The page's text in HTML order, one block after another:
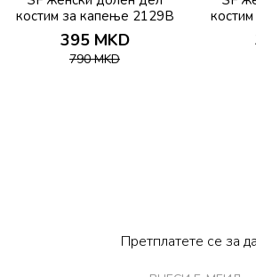
костим за капење 2129B
395 MKD
790MKD
Претплатете се за